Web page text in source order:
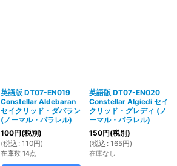
英語版 DT07-EN019
Constellar Aldebaran
セイクリッド・ダバラン
(ノーマル・パラレル)
100円(税別)
(税込 : 110円)
在庫数 14点
英語版 DT07-EN020
Constellar Algiedi セイ
クリッド・グレディ (ノ
ーマル・パラレル)
150円(税別)
(税込 : 165円)
在庫なし